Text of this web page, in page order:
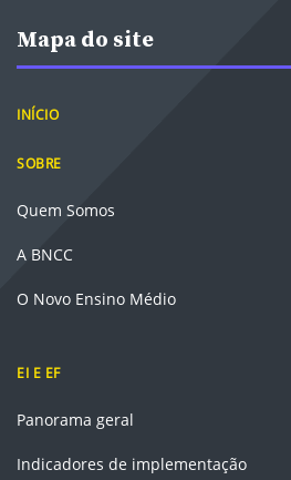
Mapa do site
INÍCIO
SOBRE
Quem Somos
A BNCC
O Novo Ensino Médio
EI E EF
Panorama geral
Indicadores de implementação